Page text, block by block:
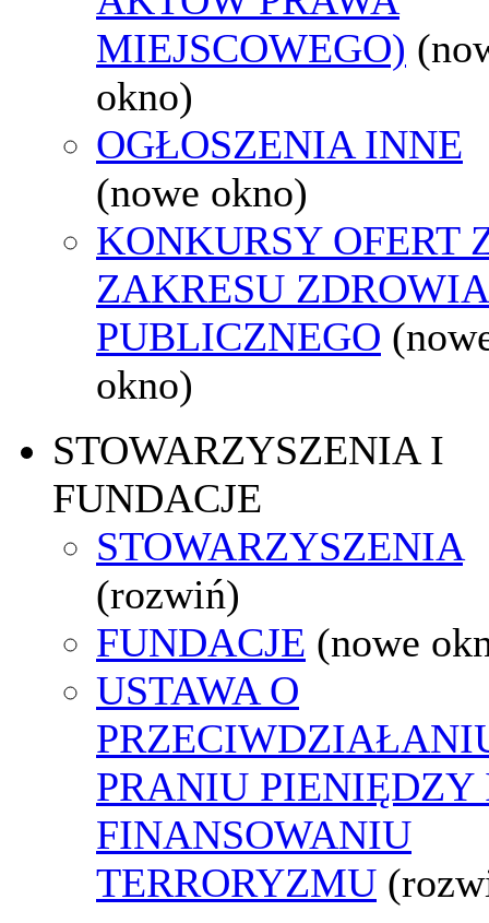
MIEJSCOWEGO)
okno)
OGŁOSZENIA INNE
(nowe okno)
KONKURSY OFERT
ZAKRESU ZDROWIA
PUBLICZNEGO
okno)
STOWARZYSZENIA I
FUNDACJE
STOWARZYSZENIA
(rozwiń)
FUNDACJE (nowe
USTAWA O
PRANIU PIENIĘDZY
FINANSOWANIU
TERRORYZMU